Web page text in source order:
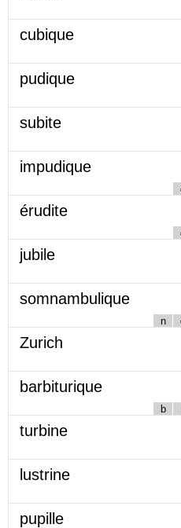
cubique
pudique
subite
impudique
érudite
jubile
somnambulique
n
Zurich
barbiturique
b
turbine
lustrine
pupille